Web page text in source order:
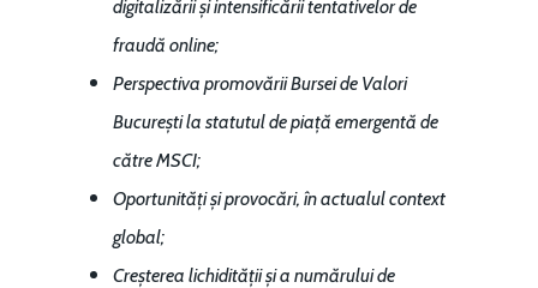
digitalizării și intensificării tentativelor de
fraudă online;
Perspectiva promovării Bursei de Valori
București la statutul de piață emergentă de
către MSCI;
Oportunități și provocări, în actualul context
global;
Creșterea lichidității și a numărului de